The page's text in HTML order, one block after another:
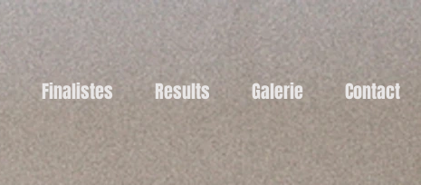
Finalistes Results Galerie Contact